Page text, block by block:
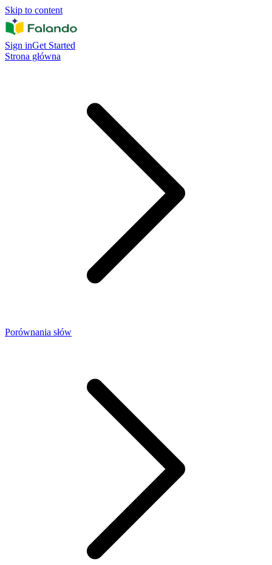
Skip to content
Sign inGet Started
Strona główna
Porównania słów